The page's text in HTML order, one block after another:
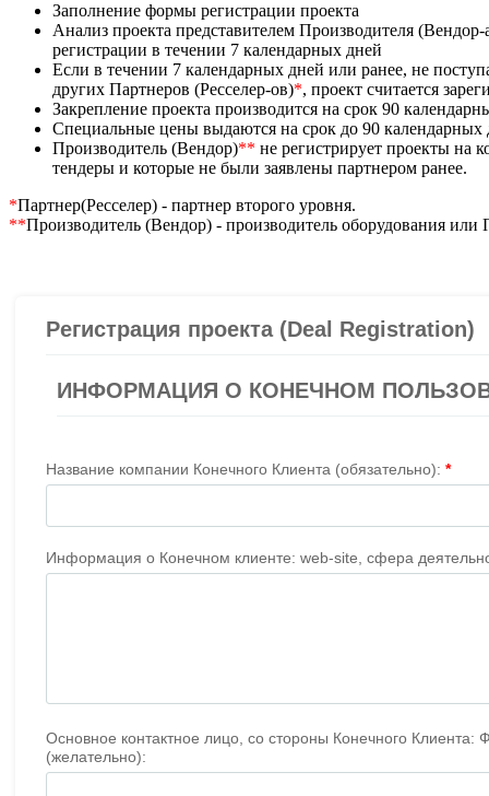
Заполнение формы регистрации проекта
Анализ проекта представителем Производителя (Вендор-
регистрации в течении 7 календарных дней
Если в течении 7 календарных дней или ранее, не
других Партнеров (Ресселер-ов)*, проект считается
Закрепление проекта производится на срок 90
Специальные цены выдаются на срок до 90 календарных
Производитель (Вендор)** не регистрирует проекты на
тендеры и которые не были заявлены партнером ранее.
*Партнер(Ресселер) - партнер второго уровня.
**Производитель (Вендор) - производитель оборудования